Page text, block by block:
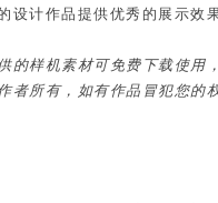
设计作品提供优秀的展示效果
的样机素材可免费下载使用
者所有，如有作品冒犯您的